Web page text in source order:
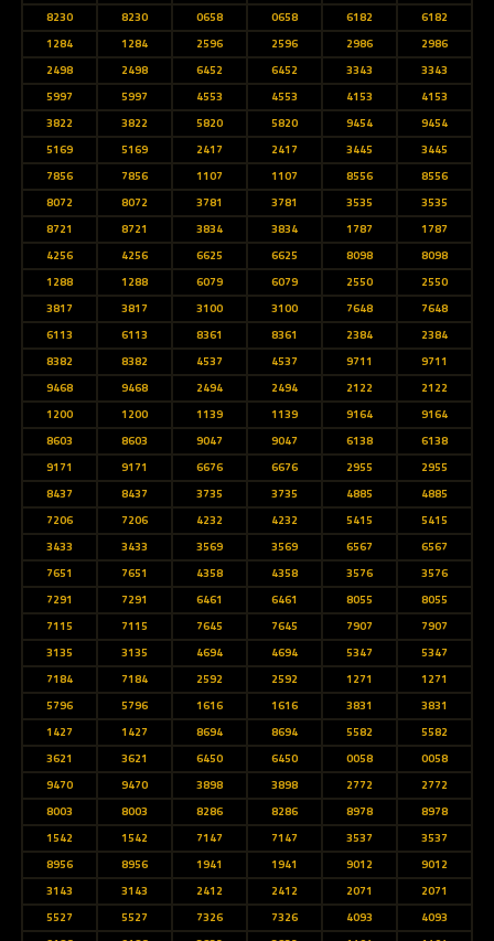
8230
8230 0658 0658 6182
6182
1284
1284 2596 2596 2986
2986
2498
2498 6452 6452 3343
3343
5997
5997 4553 4553 4153
4153
3822
3822 5820 5820 9454
9454
5169
5169 2417 2417 3445
3445
7856
7856 1107 1107 8556
8556
8072
8072 3781 3781 3535
3535
8721
8721 3834 3834 1787
1787
4256
4256 6625 6625 8098
8098
1288
1288 6079 6079 2550
2550
3817
3817 3100 3100 7648
7648
6113
6113 8361 8361 2384
2384
8382
8382 4537 4537 9711
9711
9468
9468 2494 2494 2122
2122
1200
1200 1139 1139 9164
9164
8603
8603 9047 9047 6138
6138
9171
9171 6676 6676 2955
2955
8437
8437 3735 3735 4885
4885
7206
7206 4232 4232 5415
5415
3433
3433 3569 3569 6567
6567
7651
7651 4358 4358 3576
3576
7291
7291 6461 6461 8055
8055
7115
7115 7645 7645 7907
7907
3135
3135 4694 4694 5347
5347
7184
7184 2592 2592 1271
1271
5796
5796 1616 1616 3831
3831
1427
1427 8694 8694 5582
5582
3621
3621 6450 6450 0058
0058
9470
9470 3898 3898 2772
2772
8003
8003 8286 8286 8978
8978
1542
1542 7147 7147 3537
3537
8956
8956 1941 1941 9012
9012
3143
3143 2412 2412 2071
2071
5527
5527 7326 7326 4093
4093